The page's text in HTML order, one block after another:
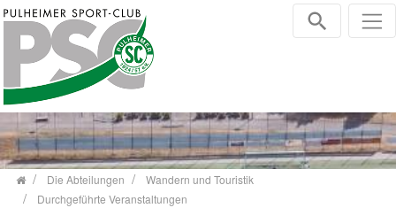
Zum Inhalt springen
Die Abteilungen
Wandern und Touristik
Durchgeführte Veranstaltungen